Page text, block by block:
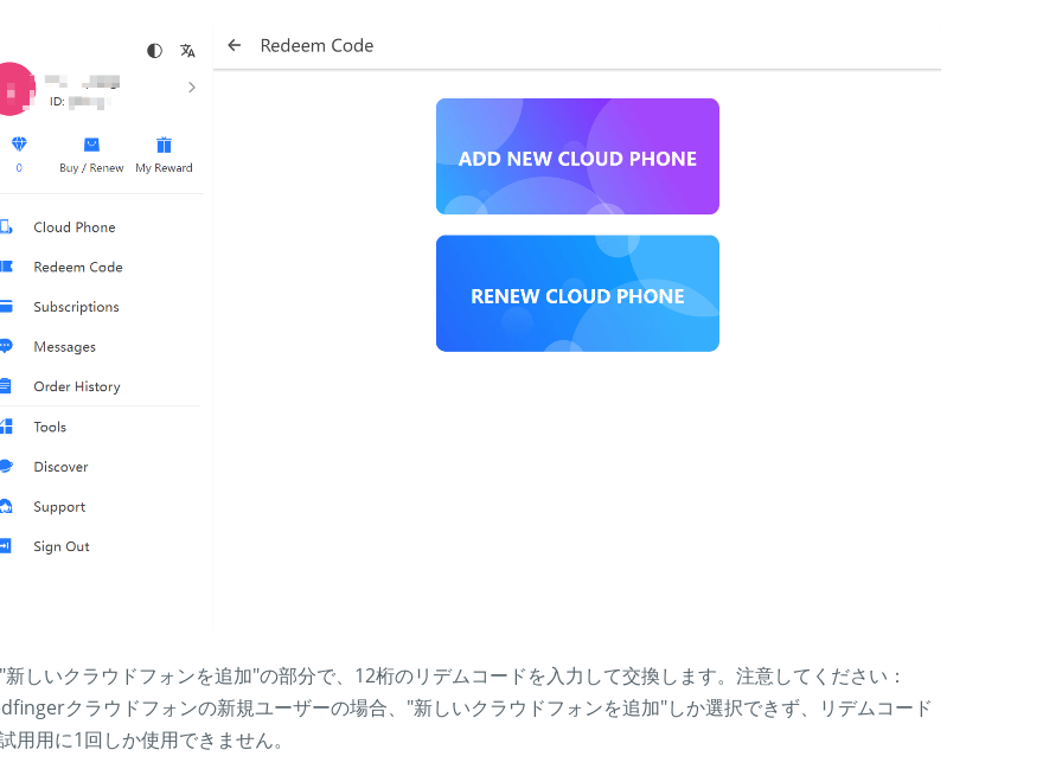
新しいクラウドフォンを追加"の部分で、12桁のリデムコードを入力して交換します。注意してください：
クラウドフォンの新規ユーザーの場合、"新しいクラウドフォンを追加"しか選択できず、リデムコード
用用に1回しか使用できません。